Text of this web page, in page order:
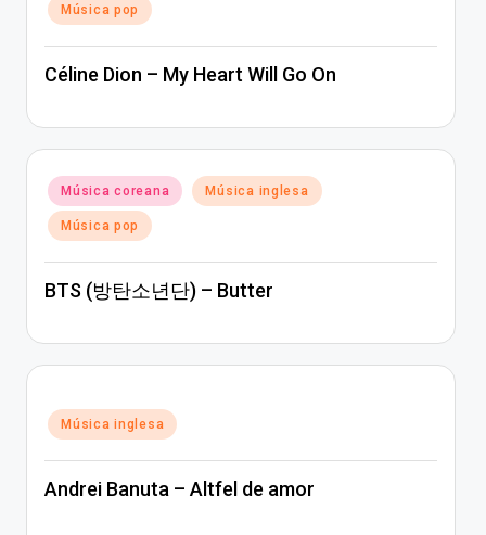
Música pop
Céline Dion – My Heart Will Go On
Posted
in
Música coreana Música inglesa
Música pop
BTS (방탄소년단) – Butter
Posted
in
Música inglesa
Andrei Banuta – Altfel de amor